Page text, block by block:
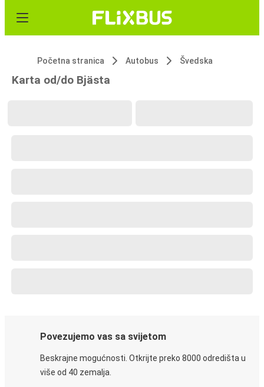
Početna stranica Autobus Švedska
Karta od/do Bjästa
Povezujemo vas sa svijetom
Beskrajne mogućnosti. Otkrijte preko 8000 odredišta u
više od 40 zemalja.